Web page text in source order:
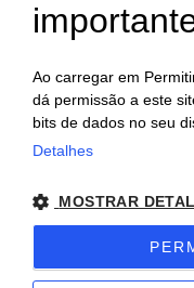
reservados| P.IVA
Legais|
Ao carregar em
dá permissão a este
bits de dados no seu
Detalhes
MOSTRAR